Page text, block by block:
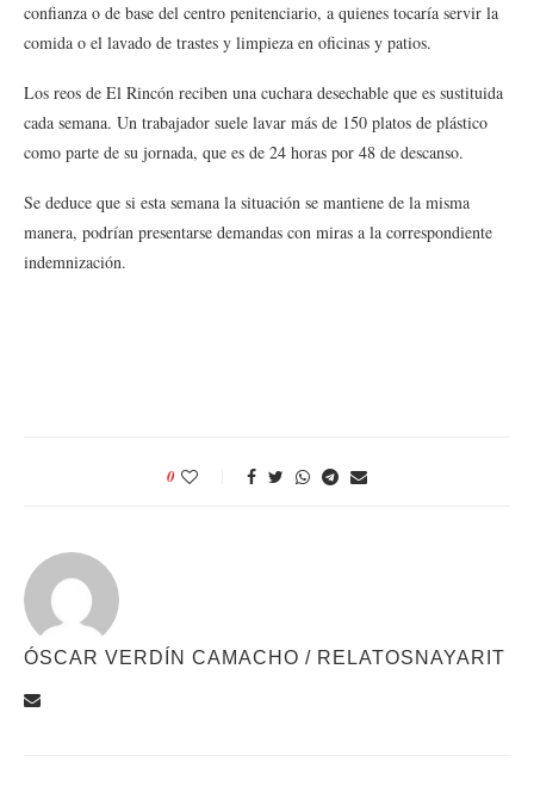
confianza o de base del centro penitenciario, a quienes tocaría servir la
comida o el lavado de trastes y limpieza en oficinas y patios.
Los reos de El Rincón reciben una cuchara desechable que es sustituida
cada semana. Un trabajador suele lavar más de 150 platos de plástico
como parte de su jornada, que es de 24 horas por 48 de descanso.
Se deduce que si esta semana la situación se mantiene de la misma
manera, podrían presentarse demandas con miras a la correspondiente
indemnización.
0
ÓSCAR VERDÍN CAMACHO / RELATOSNAYARIT